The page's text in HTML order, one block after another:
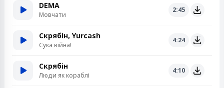
DEMA
Мовчати
2:45
Скрябін, Yurcash
Сука війна!
4:24
Скрябін
Люди як кораблі
4:10